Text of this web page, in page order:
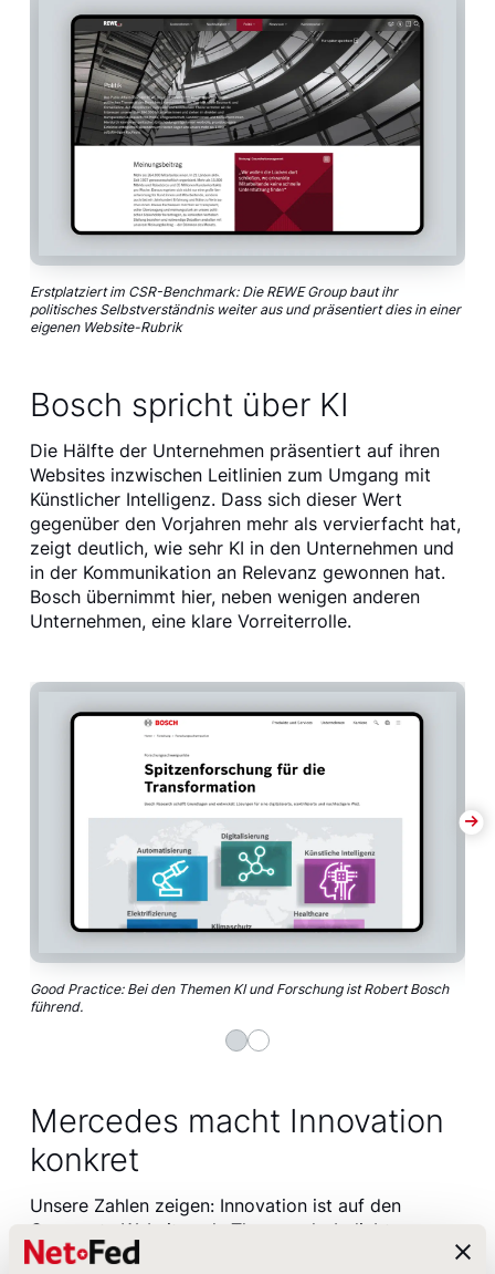
Erstplatziert im CSR-Benchmark: Die REWE Group baut ihr
politisches Selbstverständnis weiter aus und präsentiert dies in einer
eigenen Website-Rubrik
Bosch spricht über KI
Die Hälfte der Unternehmen präsentiert auf ihren
Websites inzwischen Leitlinien zum Umgang mit
Künstlicher Intelligenz. Dass sich dieser Wert
gegenüber den Vorjahren mehr als vervierfacht hat,
zeigt deutlich, wie sehr KI in den Unternehmen und
in der Kommunikation an Relevanz gewonnen hat.
Bosch übernimmt hier, neben wenigen anderen
Unternehmen, eine klare Vorreiterrolle.
Good Practice: Bei den Themen KI und Forschung ist Robert Bosch
führend.
Mercedes macht Innovation
konkret
Unsere Zahlen zeigen: Innovation ist auf den
Corporate Websites als Thema sehr beliebt,
allerdings fehlt meist die Konkretisierung, die eine